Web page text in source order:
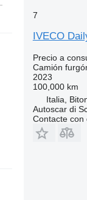
7
IVECO
Precio a
Camión
2023
100,000 km
Italia,
Autoscar di
Contacte con